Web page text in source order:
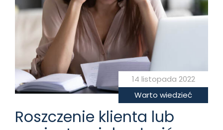
14 listopada 2022
Warto wiedzieć
Roszczenie klienta lub